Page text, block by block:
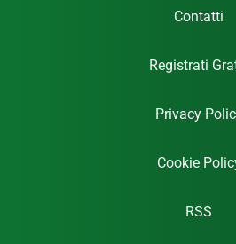
Contatti
Registrati
Privacy
Cookie
RSS